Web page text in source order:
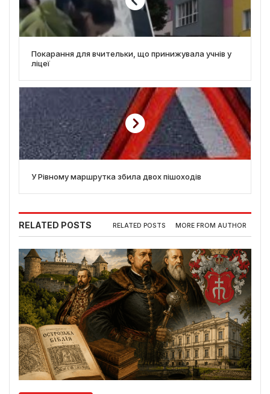
Покарання для вчительки, що принижувала учнів у
ліцеї
У Рівному маршрутка збила двох пішоходів
RELATED POSTS RELATED POSTS MORE FROM AUTHOR